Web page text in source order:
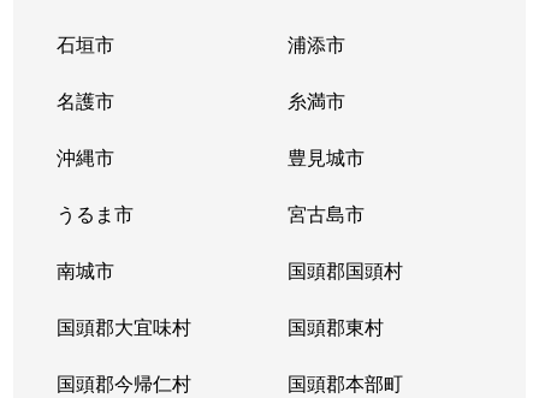
石垣市 浦添市
名護市 糸満市
沖縄市 豊見城市
うるま市 宮古島市
南城市 国頭郡国頭村
国頭郡大宜味村 国頭郡東村
国頭郡今帰仁村 国頭郡本部町